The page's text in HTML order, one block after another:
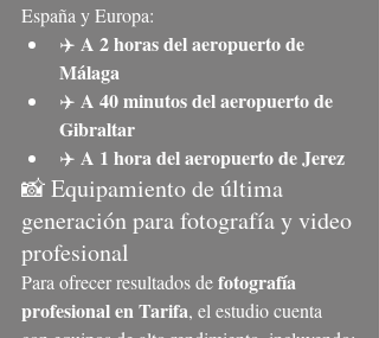
España y Europa:
✈️ A 2 horas del aeropuerto de
Málaga
✈️ A 40 minutos del aeropuerto de
Gibraltar
✈️ A 1 hora del aeropuerto de Jerez
📸 Equipamiento de última
generación para fotografía y video
profesional
Para ofrecer resultados de fotografía
profesional en Tarifa, el estudio cuenta